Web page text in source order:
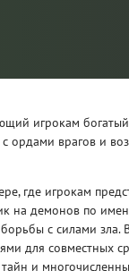
игрокам
ордами врагов и
где игрокам
на демонов по
с силами зла.
для совместных
и
3/ 5.0
НА ПК